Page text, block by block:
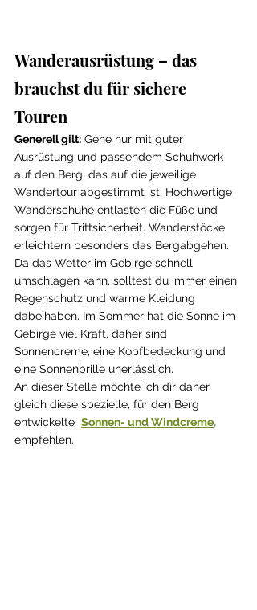
Wanderausrüstung – das
brauchst du für sichere
Touren
Generell gilt: Gehe nur mit guter
Ausrüstung und passendem Schuhwerk
auf den Berg, das auf die jeweilige
Wandertour abgestimmt ist. Hochwertige
Wanderschuhe entlasten die Füße und
sorgen für Trittsicherheit. Wanderstöcke
erleichtern besonders das Bergabgehen.
Da das Wetter im Gebirge schnell
umschlagen kann, solltest du immer einen
Regenschutz und warme Kleidung
dabeihaben. Im Sommer hat die Sonne im
Gebirge viel Kraft, daher sind
Sonnencreme, eine Kopfbedeckung und
eine Sonnenbrille unerlässlich.
An dieser Stelle möchte ich dir daher
gleich diese spezielle, für den Berg
entwickelte Sonnen- und Windcreme,
empfehlen.